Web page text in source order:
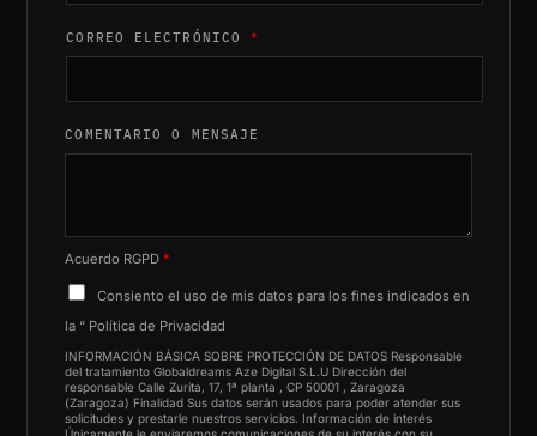
c
u
n
s
c
t
CORREO ELECTRÓNICO*
COMENTARIO O MENSAJE
Acuerdo RGPD*
Consiento el uso de mis datos para los fines indicados en
la “ Política de Privacidad
INFORMACIÓN BÁSICA SOBRE PROTECCIÓN DE DATOS Responsable
del tratamiento Globaldreams Aze Digital S.L.U Dirección del
responsable Calle Zurita, 17, 1ª planta , CP 50001 , Zaragoza
(Zaragoza) Finalidad Sus datos serán usados para poder atender sus
solicitudes y prestarle nuestros servicios. Información de interés